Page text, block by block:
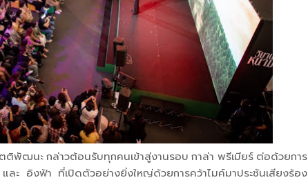
พัฒนะ กล่าวต้อนรับทุกคนเข้าสู่งานรอบ กาล่า พรีเมียร์ ต่อด้วยการ
ะ อิงฟ้า ที่เปิดตัวอย่างยิ่งใหญ่ด้วยการคว้าไมค์มาประชันเสียงร้อง